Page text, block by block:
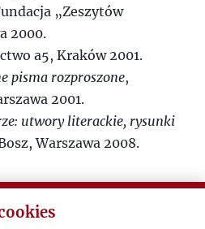
„Zeszytów
2000.
a5, Kraków 2001.
pisma rozproszone,
2001.
utwory literackie, rysunki
Warszawa 2008.
Kądzieli „Twórczość